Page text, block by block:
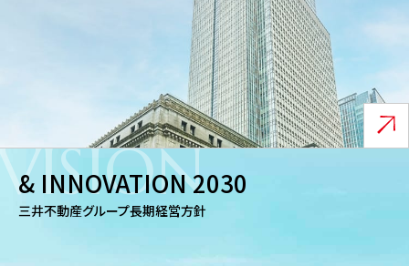
& INNOVATION 2030
三井不動産グループ長期経営方針